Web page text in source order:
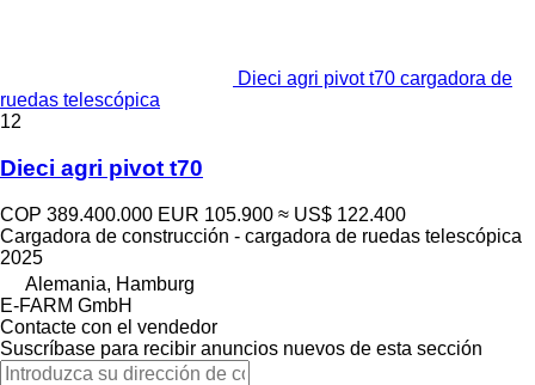
Dieci agri pivot t70 cargadora de
ruedas telescópica
12
Dieci agri pivot t70
COP 389.400.000 EUR 105.900 ≈ US$ 122.400
Cargadora de construcción - cargadora de ruedas telescópica
2025
Alemania, Hamburg
E-FARM GmbH
Contacte con el vendedor
Suscríbase para recibir anuncios nuevos de esta sección